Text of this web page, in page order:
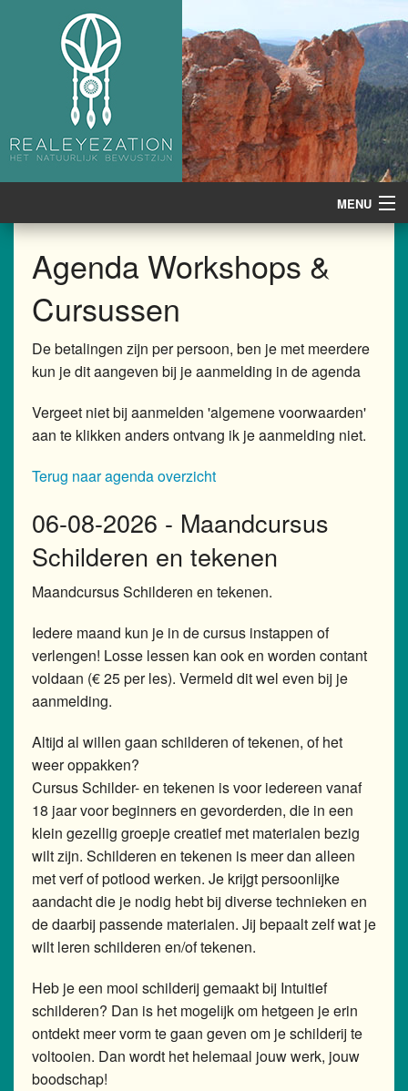
MENU
Artcoaching
Workshops
Cursussen
Online cursussen
Atelier Ernya
Agenda
Boekomslag laten ontwerpen
Agenda Workshops &
Cursussen
De betalingen zijn per persoon, ben je met meerdere
kun je dit aangeven bij je aanmelding in de agenda
Vergeet niet bij aanmelden 'algemene voorwaarden'
aan te klikken anders ontvang ik je aanmelding niet.
Terug naar agenda overzicht
06-08-2026 - Maandcursus
Schilderen en tekenen
Maandcursus Schilderen en tekenen.
Iedere maand kun je in de cursus instappen of
verlengen! Losse lessen kan ook en worden contant
voldaan (€ 25 per les). Vermeld dit wel even bij je
aanmelding.
Altijd al willen gaan schilderen of tekenen, of het
weer oppakken?
Cursus Schilder- en tekenen is voor iedereen vanaf
18 jaar voor beginners en gevorderden, die in een
klein gezellig groepje creatief met materialen bezig
wilt zijn. Schilderen en tekenen is meer dan alleen
met verf of potlood werken. Je krijgt persoonlijke
aandacht die je nodig hebt bij diverse technieken en
de daarbij passende materialen. Jij bepaalt zelf wat je
wilt leren schilderen en/of tekenen.
Heb je een mooi schilderij gemaakt bij Intuitief
schilderen? Dan is het mogelijk om hetgeen je erin
ontdekt meer vorm te gaan geven om je schilderij te
voltooien. Dan wordt het helemaal jouw werk, jouw
boodschap!